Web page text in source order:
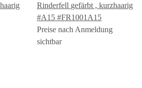
Rinderfell gefärbt , kurzhaarig
#A15 #FR1001A15
Preise nach Anmeldung
sichtbar